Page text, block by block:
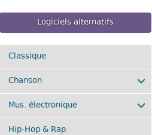
Logiciels alternatifs
Classique
Chanson
Mus. électronique
Hip-Hop & Rap